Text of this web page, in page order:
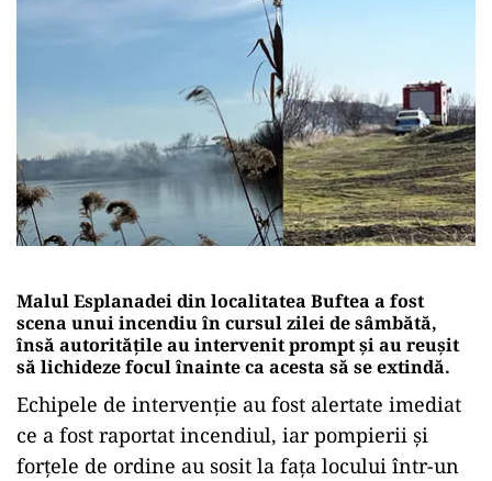
Malul Esplanadei din localitatea Buftea a fost
scena unui incendiu în cursul zilei de sâmbătă,
însă autoritățile au intervenit prompt și au reușit
să lichideze focul înainte ca acesta să se extindă.
Echipele de intervenție au fost alertate imediat
ce a fost raportat incendiul, iar pompierii și
forțele de ordine au sosit la fața locului într-un